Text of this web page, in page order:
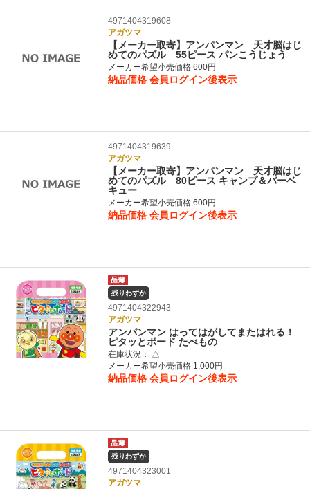
4971404319608
アガツマ
【メーカー取寄】アンパンマン 天才脳はじ
めてのパズル 55ピース パンこうじょう
メーカー希望小売価格 600円
納品価格 会員ログイン後表示
4971404319639
アガツマ
【メーカー取寄】アンパンマン 天才脳はじ
めてのパズル 80ピース キャンプ＆バーベ
キュー
メーカー希望小売価格 600円
納品価格 会員ログイン後表示
残りわずか
4971404322943
アガツマ
アンパンマン はってはがしてまたはれる！
ピタッとボード たべもの
在庫状況：
△
メーカー希望小売価格 1,000円
納品価格 会員ログイン後表示
残りわずか
4971404323001
アガツマ